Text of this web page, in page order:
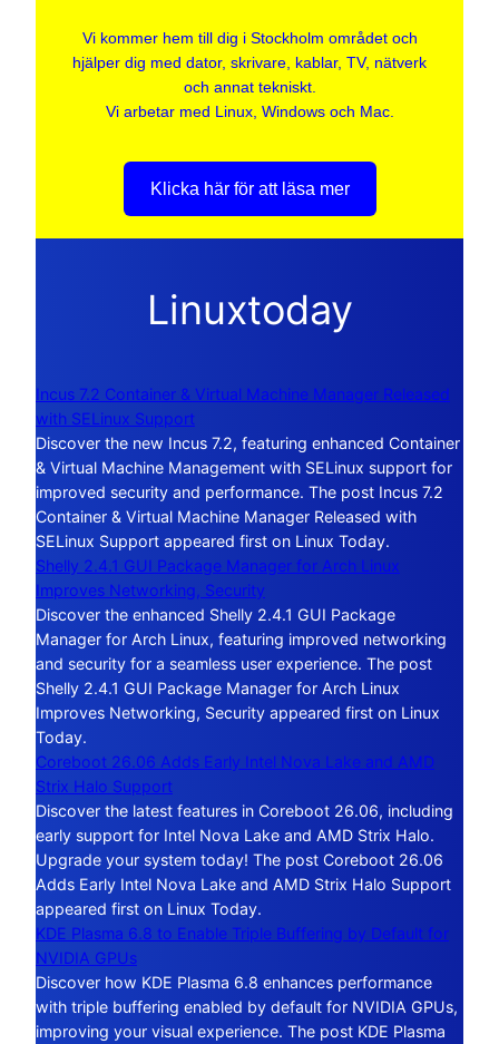
Vi kommer hem till dig i Stockholm området och
hjälper dig med dator, skrivare, kablar, TV, nätverk
och annat tekniskt.
Vi arbetar med Linux, Windows och Mac.
Klicka här för att läsa mer
Linuxtoday
Incus 7.2 Container & Virtual Machine Manager Released
with SELinux Support
Discover the new Incus 7.2, featuring enhanced Container
& Virtual Machine Management with SELinux support for
improved security and performance. The post Incus 7.2
Container & Virtual Machine Manager Released with
SELinux Support appeared first on Linux Today.
Shelly 2.4.1 GUI Package Manager for Arch Linux
Improves Networking, Security
Discover the enhanced Shelly 2.4.1 GUI Package
Manager for Arch Linux, featuring improved networking
and security for a seamless user experience. The post
Shelly 2.4.1 GUI Package Manager for Arch Linux
Improves Networking, Security appeared first on Linux
Today.
Coreboot 26.06 Adds Early Intel Nova Lake and AMD
Strix Halo Support
Discover the latest features in Coreboot 26.06, including
early support for Intel Nova Lake and AMD Strix Halo.
Upgrade your system today! The post Coreboot 26.06
Adds Early Intel Nova Lake and AMD Strix Halo Support
appeared first on Linux Today.
KDE Plasma 6.8 to Enable Triple Buffering by Default for
NVIDIA GPUs
Discover how KDE Plasma 6.8 enhances performance
with triple buffering enabled by default for NVIDIA GPUs,
improving your visual experience. The post KDE Plasma